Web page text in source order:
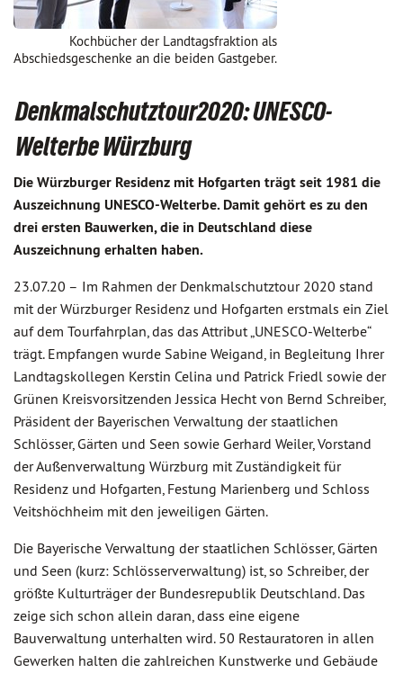
Kochbücher der Landtagsfraktion als
Abschiedsgeschenke an die beiden Gastgeber.
Denkmalschutztour2020: UNESCO-
Welterbe Würzburg
Die Würzburger Residenz mit Hofgarten trägt seit 1981 die
Auszeichnung UNESCO-Welterbe. Damit gehört es zu den
drei ersten Bauwerken, die in Deutschland diese
Auszeichnung erhalten haben.
23.07.20 – Im Rahmen der Denkmalschutztour 2020 stand
mit der Würzburger Residenz und Hofgarten erstmals ein Ziel
auf dem Tourfahrplan, das das Attribut „UNESCO-Welterbe“
trägt. Empfangen wurde Sabine Weigand, in Begleitung Ihrer
Landtagskollegen Kerstin Celina und Patrick Friedl sowie der
Grünen Kreisvorsitzenden Jessica Hecht von Bernd Schreiber,
Präsident der Bayerischen Verwaltung der staatlichen
Schlösser, Gärten und Seen sowie Gerhard Weiler, Vorstand
der Außenverwaltung Würzburg mit Zuständigkeit für
Residenz und Hofgarten, Festung Marienberg und Schloss
Veitshöchheim mit den jeweiligen Gärten.
Die Bayerische Verwaltung der staatlichen Schlösser, Gärten
und Seen (kurz: Schlösserverwaltung) ist, so Schreiber, der
größte Kulturträger der Bundesrepublik Deutschland. Das
zeige sich schon allein daran, dass eine eigene
Bauverwaltung unterhalten wird. 50 Restauratoren in allen
Gewerken halten die zahlreichen Kunstwerke und Gebäude